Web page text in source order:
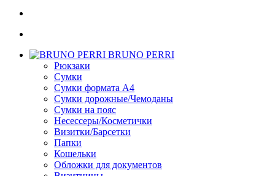
BRUNO PERRI
Рюкзаки
Сумки
Сумки формата А4
Сумки дорожные/Чемоданы
Сумки на пояс
Несессеры/Косметички
Визитки/Барсетки
Папки
Кошельки
Обложки для документов